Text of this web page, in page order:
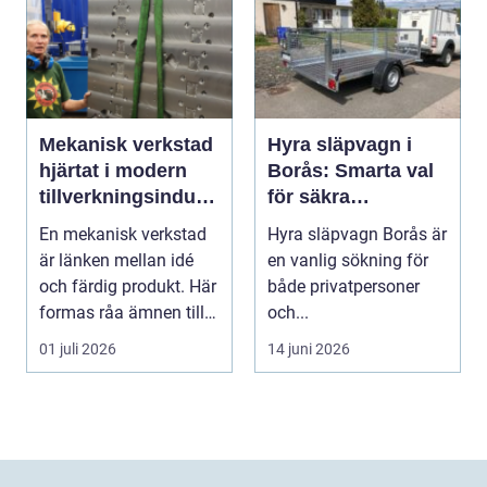
Mekanisk verkstad
hjärtat i modern
tillverkningsindust
ri
En mekanisk verkstad
är länken mellan idé
och färdig produkt. Här
formas råa ämnen till
precisa mask...
01 juli 2026
Hyra släpvagn i
Borås: Smarta val
för säkra
transporter
Hyra släpvagn Borås är
en vanlig sökning för
både privatpersoner
och...
14 juni 2026